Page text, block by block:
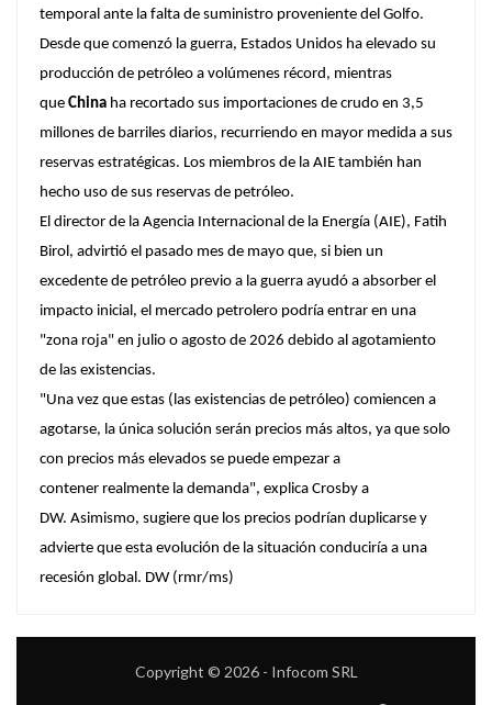
temporal ante la falta de suministro proveniente del Golfo.
Desde que comenzó la guerra, Estados Unidos ha elevado su
producción de petróleo a volúmenes récord, mientras
que China ha recortado sus importaciones de crudo en 3,5
millones de barriles diarios, recurriendo en mayor medida a sus
reservas estratégicas. Los miembros de la AIE también han
hecho uso de sus reservas de petróleo.
El director de la Agencia Internacional de la Energía (AIE), Fatih
Birol, advirtió el pasado mes de mayo que, si bien un
excedente de petróleo previo a la guerra ayudó a absorber el
impacto inicial, el mercado petrolero podría entrar en una
"zona roja" en julio o agosto de 2026 debido al agotamiento
de las existencias.
"Una vez que estas (las existencias de petróleo) comiencen a
agotarse, la única solución serán precios más altos, ya que solo
con precios más elevados se puede empezar a
contener realmente la demanda", explica Crosby a
DW. Asimismo, sugiere que los precios podrían duplicarse y
advierte que esta evolución de la situación conduciría a una
recesión global. DW (rmr/ms)
Copyright © 2026 - Infocom SRL